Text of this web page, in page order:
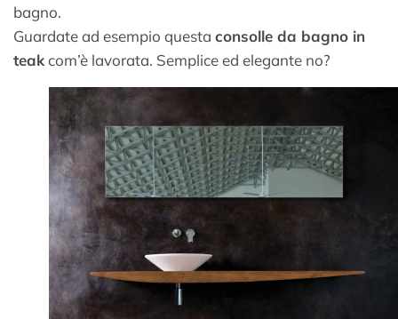
bagno.
Guardate ad esempio questa consolle da bagno in
teakcom’è lavorata. Semplice ed elegante no?